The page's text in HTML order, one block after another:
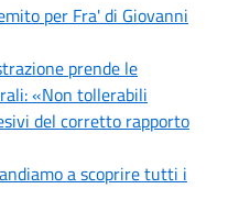
per Fra' di Giovanni
prende le
«Non tollerabili
del corretto rapporto
a scoprire tutti i